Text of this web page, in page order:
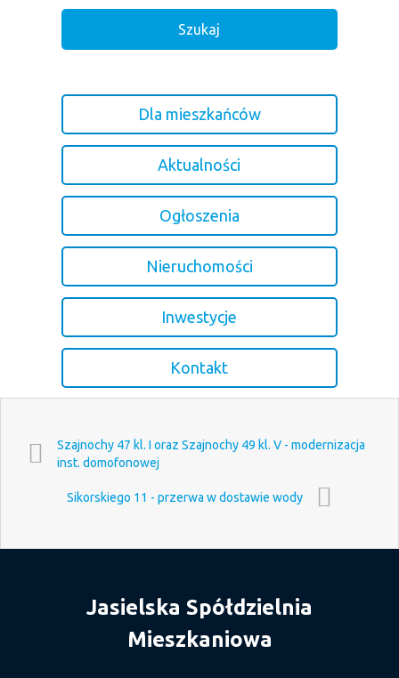
Dla mieszkańców
Aktualności
Ogłoszenia
Nieruchomości
Inwestycje
Kontakt
Szajnochy 47 kl. I oraz Szajnochy 49 kl. V - modernizacja
inst. domofonowej
Sikorskiego 11 - przerwa w dostawie wody
Jasielska Spółdzielnia
Mieszkaniowa